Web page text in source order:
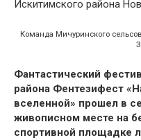
Команда Мичуринского
Фантастический
района Фентезифест
вселенной» прошел в
живописном месте на
спортивной площадке